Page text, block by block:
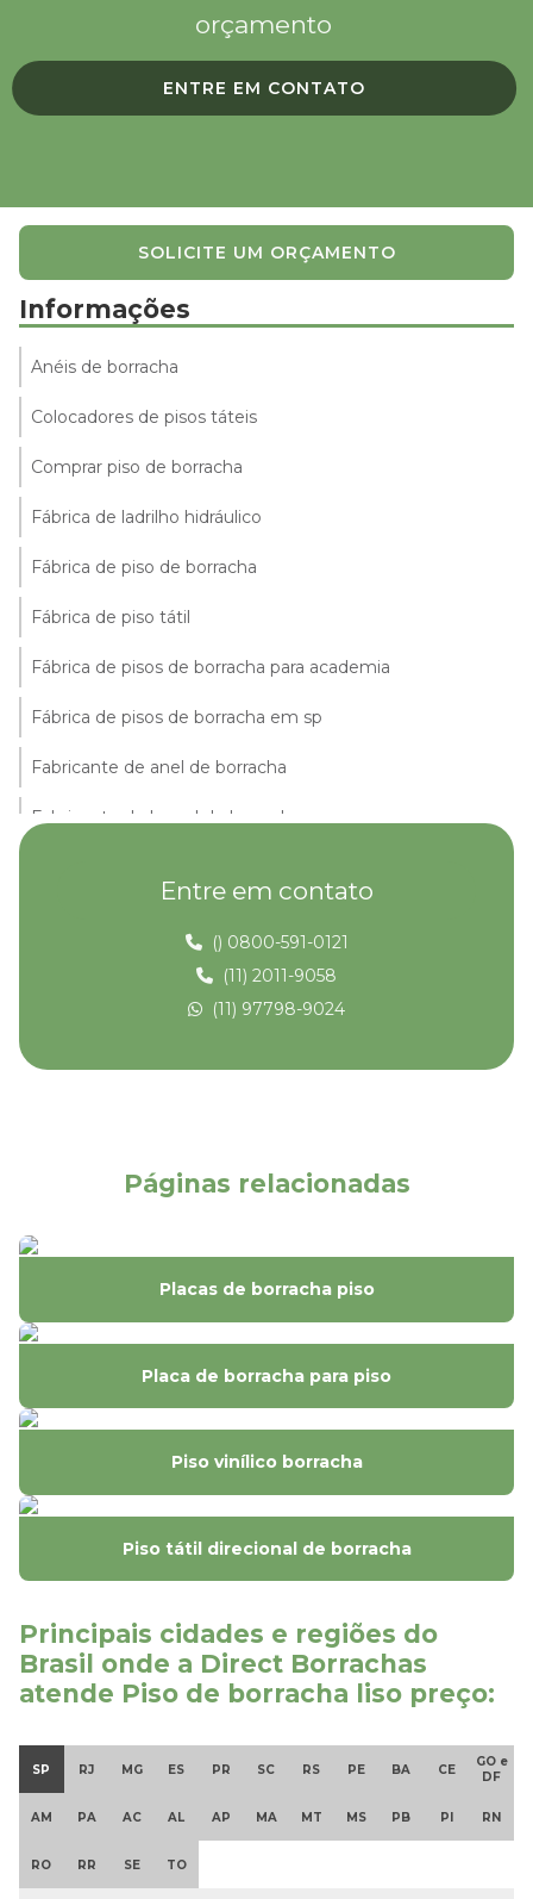
orçamento
ENTRE EM CONTATO
SOLICITE UM ORÇAMENTO
Informações
Anéis de borracha
Colocadores de pisos táteis
Comprar piso de borracha
Fábrica de ladrilho hidráulico
Fábrica de piso de borracha
Fábrica de piso tátil
Fábrica de pisos de borracha para academia
Fábrica de pisos de borracha em sp
Fabricante de anel de borracha
Fabricante de lençol de borracha
Fabricante de piso pastilhado
Fabricante de piso que imita madeira
Fabricante de pisos táteis
Fornecedores de pisos táteis
Instalação de piso tátil
Ladrilho hidráulico preço
Ladrilho hidráulico preço m2
Onde comprar piso de borracha
Piso antiderrapante de borracha
Piso de borracha antiderrapante pastilhado
Piso de borracha antiderrapante preço
Piso de borracha pastilhado onde comprar
Piso de borracha pastilhado sp
Piso de borracha preço
Entre em contato
() 0800-591-0121
(11) 2011-9058
(11) 97798-9024
Páginas relacionadas
Placas de borracha piso
Placa de borracha para piso
Piso vinílico borracha
Piso tátil direcional de borracha
Principais cidades e regiões do
Brasil onde a Direct Borrachas
atende Piso de borracha liso preço:
SP RJ MG ES PR SC RS PE BA CE
GO e
DF
AM PA AC AL AP MA MT MS PB PI RN
RO RR SE TO